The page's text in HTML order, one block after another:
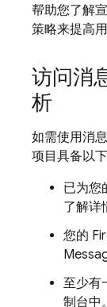
帮助您了解
策略来提高
访问消
析
如需使用消
项目具备以
已为您
了解详
您的
至少有
制台中。